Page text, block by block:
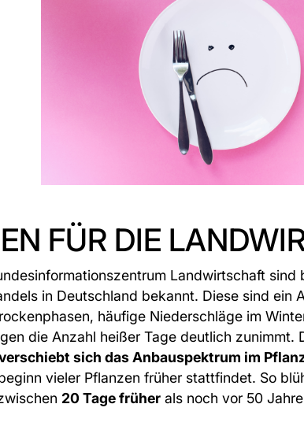
FÜR DIE
Landwirtschaft sind
in Deutschland bekannt. Diese sind ein
häufige Niederschläge im
die Anzahl heißer Tage deutlich zunimmt.
sich das Anbauspektrum im
vieler Pflanzen früher stattfindet. So
20 Tage früherals noch vor 50